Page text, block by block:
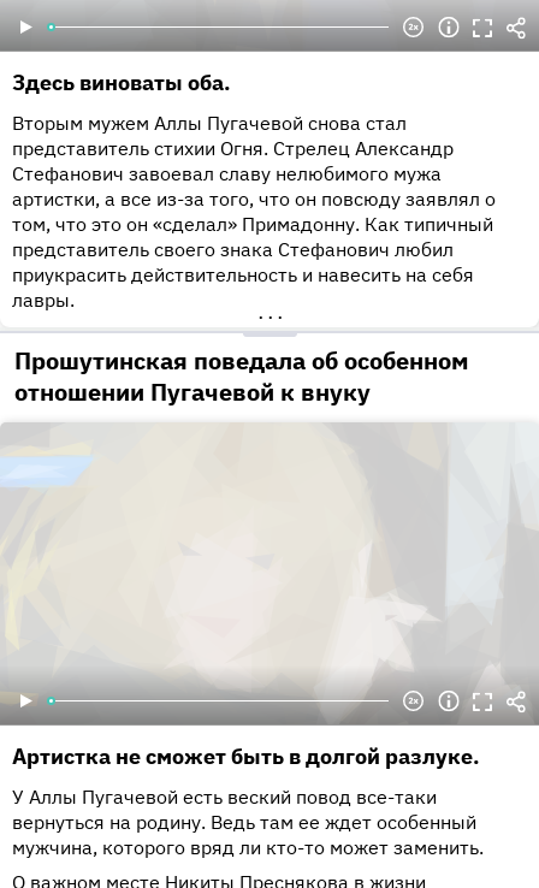
Здесь виноваты оба.
Вторым мужем Аллы Пугачевой снова стал
представитель стихии Огня. Стрелец Александр
Стефанович завоевал славу нелюбимого мужа
артистки, а все из-за того, что он повсюду заявлял о
том, что это он «сделал» Примадонну. Как типичный
представитель своего знака Стефанович любил
приукрасить действительность и навесить на себя
лавры.
•••
Прошутинская поведала об особенном
отношении Пугачевой к внуку
Артистка не сможет быть в долгой разлуке.
У Аллы Пугачевой есть веский повод все-таки
вернуться на родину. Ведь там ее ждет особенный
мужчина, которого вряд ли кто-то может заменить.
О важном месте Никиты Преснякова в жизни